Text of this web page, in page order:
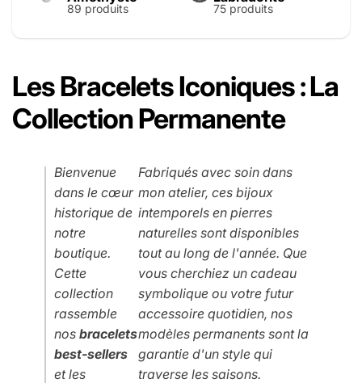
89 produits 75 produits
Les Bracelets Iconiques : La
Collection Permanente
Bienvenue
dans le cœur
historique de
notre
boutique.
Cette
collection
rassemble
nos bracelets
best-sellers
et les
Fabriqués avec soin dans
mon atelier, ces bijoux
intemporels en pierres
naturelles sont disponibles
tout au long de l'année. Que
vous cherchiez un cadeau
symbolique ou votre futur
accessoire quotidien, nos
modèles permanents sont la
garantie d'un style qui
traverse les saisons.